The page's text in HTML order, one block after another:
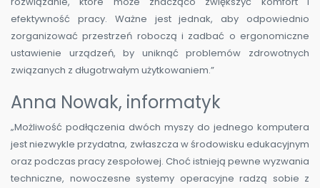
efektywność pracy. Ważne jest jednak, aby odpowiednio
zorganizować przestrzeń roboczą i zadbać o ergonomiczne
ustawienie urządzeń, by uniknąć problemów zdrowotnych
związanych z długotrwałym użytkowaniem.”
Anna Nowak, informatyk
„Możliwość podłączenia dwóch myszy do jednego komputera
jest niezwykle przydatna, zwłaszcza w środowisku edukacyjnym
oraz podczas pracy zespołowej. Choć istnieją pewne wyzwania
techniczne, nowoczesne systemy operacyjne radzą sobie z